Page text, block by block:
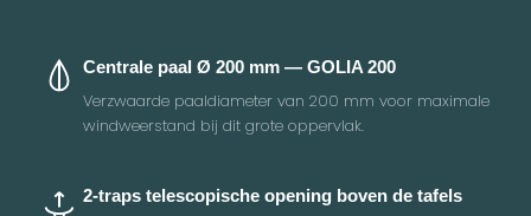
Centrale paal Ø 200 mm — GOLIA 200
Verzwaarde paaldiameter van 200 mm voor maximale
windweerstand bij dit grote oppervlak.
2-traps telescopische opening boven de tafels